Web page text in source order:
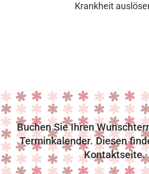
Krankheit
Buchen Sie Ihren
Terminkalender. Diesen
Kontaktseite.